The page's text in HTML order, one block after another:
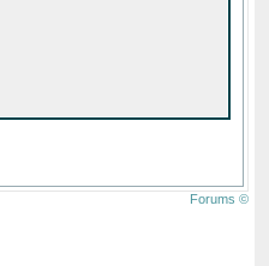
Forums ©